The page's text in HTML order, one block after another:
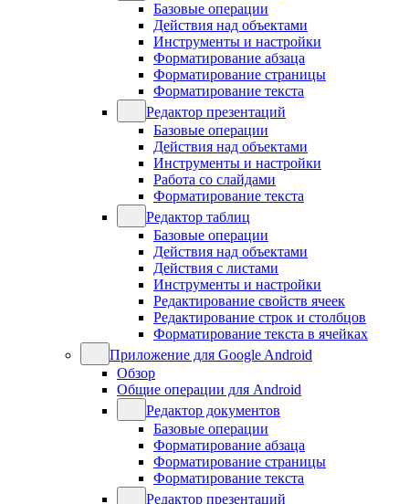
Базовые операции
Действия над объектами
Инструменты и настройки
Форматирование абзаца
Форматирование страницы
Форматирование текста
Редактор презентаций
Базовые операции
Действия над объектами
Инструменты и настройки
Работа со слайдами
Форматирование текста
Редактор таблиц
Базовые операции
Действия над объектами
Действия с листами
Инструменты и настройки
Редактирование свойств ячеек
Редактирование строк и столбцов
Форматирование текста в ячейках
Приложение для Google Android
Обзор
Общие операции для Android
Редактор документов
Базовые операции
Форматирование абзаца
Форматирование страницы
Форматирование текста
Редактор презентаций